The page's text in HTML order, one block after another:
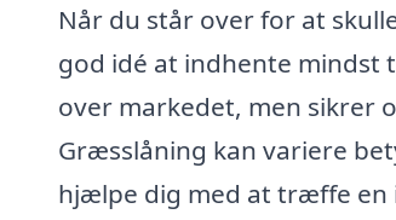
Når du står over for at
god idé at indhente mindst
over markedet, men sikrer
Græsslåning kan variere
hjælpe dig med at træffe